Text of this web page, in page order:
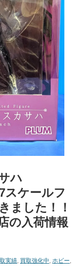
ハ
スケールフ
ました！！
の入荷情報
実績, 買取強化中, ホビー,